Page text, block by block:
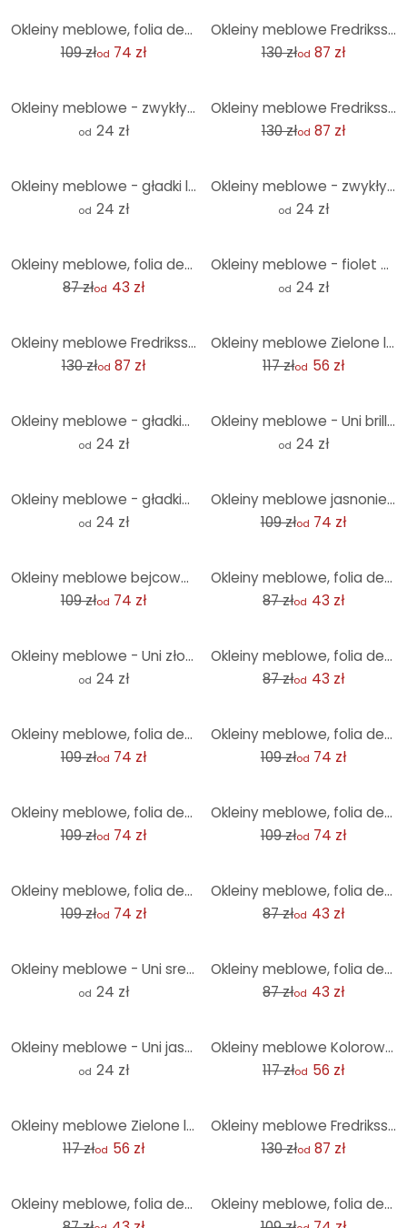
Okleiny meblowe, folia dekoracyjna - do wycierania - plaster miodu
109 złod 74 zł
Okleiny meblowe Fredriksson - Złota geometria
130 złod 87 zł
Okleiny meblowe - zwykły pastelowy pomarańczowy
od 24 zł
Okleiny meblowe Fredriksson - Niebiesko-zielony kamień szlachetny
130 złod 87 zł
Okleiny meblowe - gładki liliowy
od 24 zł
Okleiny meblowe - zwykły orzech laskowy
od 24 zł
Okleiny meblowe, folia dekoracyjna - do wycierania - tekstura drewna
87 złod 43 zł
Okleiny meblowe - fiolet Uni
od 24 zł
Okleiny meblowe Fredriksson - Sześciokąty: Złoto i miedź
130 złod 87 zł
Okleiny meblowe Zielone liście
117 złod 56 zł
Okleiny meblowe - gładkie kremowe
od 24 zł
Okleiny meblowe - Uni brilliant blue
od 24 zł
Okleiny meblowe - gładkie turkusowo-niebieskie
od 24 zł
Okleiny meblowe jasnoniebieskie
109 złod 74 zł
Okleiny meblowe bejcowane na niebiesko
109 złod 74 zł
Okleiny meblowe, folia dekoracyjna - do wycierania - niebieska mozaika
87 złod 43 zł
Okleiny meblowe - Uni złoty żółty
od 24 zł
Okleiny meblowe, folia dekoracyjna - do wycierania - Marble 08
87 złod 43 zł
Okleiny meblowe, folia dekoracyjna - do wycierania - różowe róże02
109 złod 74 zł
Okleiny meblowe, folia dekoracyjna - do wycierania - piłka nożna
109 złod 74 zł
Okleiny meblowe, folia dekoracyjna - do wycierania - blaty obrotowe
109 złod 74 zł
Okleiny meblowe, folia dekoracyjna - do wycierania - róże i motyle
109 złod 74 zł
Okleiny meblowe, folia dekoracyjna - do wycierania - Floral yellow
109 złod 74 zł
Okleiny meblowe, folia dekoracyjna - zmywalna - marmur 09
87 złod 43 zł
Okleiny meblowe - Uni srebrne
od 24 zł
Okleiny meblowe, folia dekoracyjna - do wycierania - Blossom splendour 02
87 złod 43 zł
Okleiny meblowe - Uni jasnoróżowy
od 24 zł
Okleiny meblowe Kolorowe kamyki na plaży
117 złod 56 zł
Okleiny meblowe Zielone liście monstery
117 złod 56 zł
Okleiny meblowe Fredriksson - Ciemnozielony szmaragd
130 złod 87 zł
Okleiny meblowe, folia dekoracyjna - zmywalna - marmur 05
Okleiny meblowe, folia dekoracyjna - do wycierania - odmiana kwiatowa